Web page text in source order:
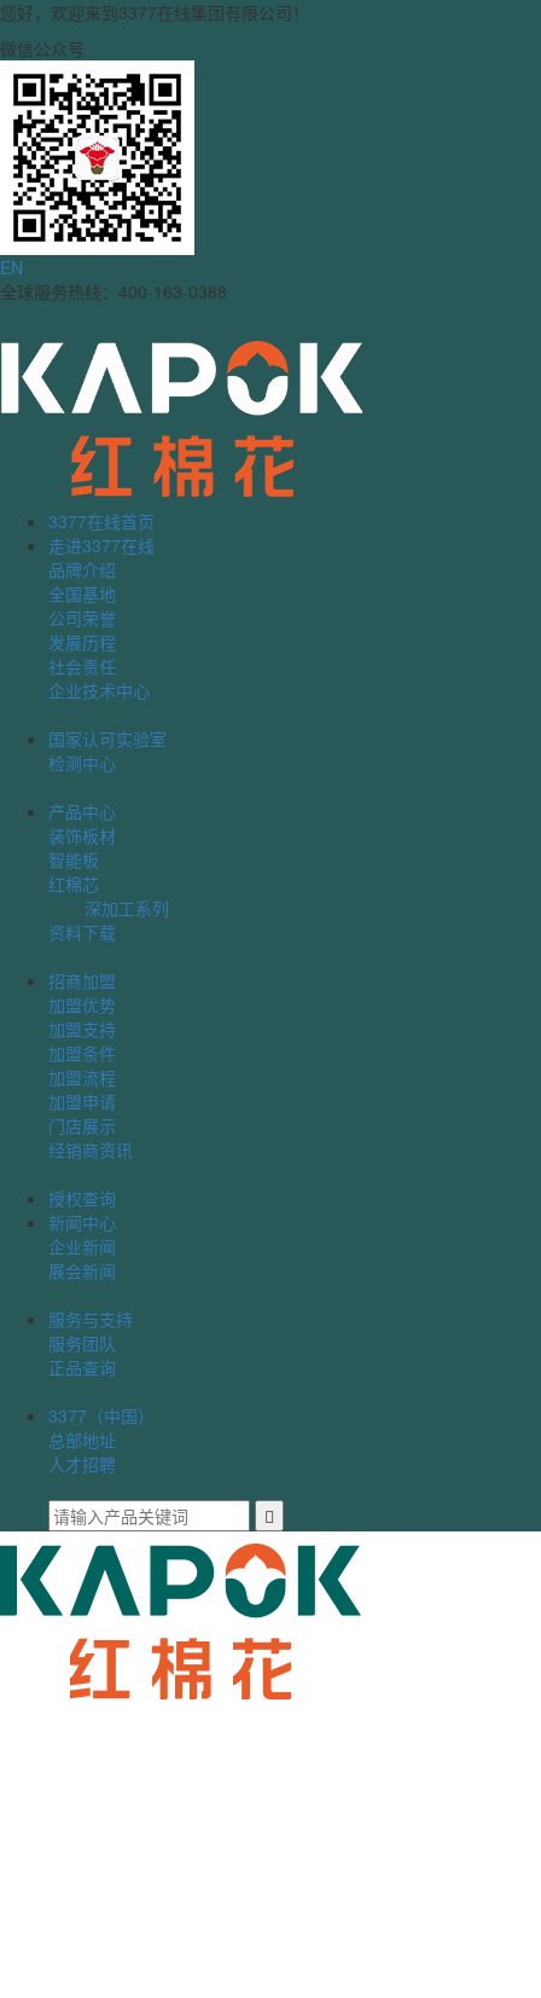
您好，欢迎来到3377在线集团有限公司！
微信公众号
EN
全球服务热线：400-163-0388
3377在线首页
走进3377在线
品牌介绍
全国基地
公司荣誉
发展历程
社会责任
企业技术中心
国家认可实验室
检测中心
产品中心
装饰板材
智能板
红棉芯
深加工系列
资料下载
招商加盟
加盟优势
加盟支持
加盟条件
加盟流程
加盟申请
门店展示
经销商资讯
授权查询
新闻中心
企业新闻
展会新闻
服务与支持
服务团队
正品查询
3377（中国）
总部地址
人才招聘